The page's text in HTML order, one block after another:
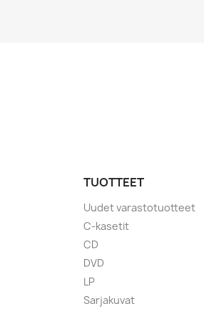
TUOTTEET
Uudet varastotuotteet
C-kasetit
CD
DVD
LP
Sarjakuvat